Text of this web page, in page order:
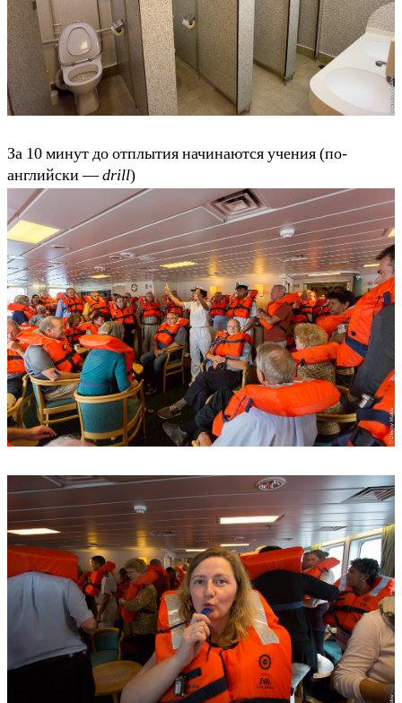
За 10 минут до отплытия начинаются учения (по-
английски —drill)